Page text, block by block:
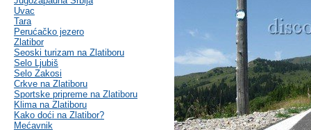
Uvac
Tara
Perućačko jezero
Zlatibor
Seoski turizam na Zlatiboru
Selo Ljubiš
Selo Zakosi
Crkve na Zlatiboru
Sportske pripreme na Zlatiboru
Klima na Zlatiboru
Kako doći na Zlatibor?
Mećavnik